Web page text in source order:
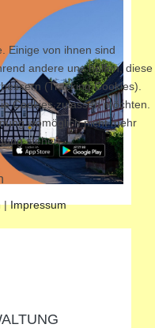
Einige von ihnen sind
andere uns helfen, diese
(Tracking Cookies).
Cookies zulassen möchten.
womöglich nicht mehr
stehen.
|Impressum